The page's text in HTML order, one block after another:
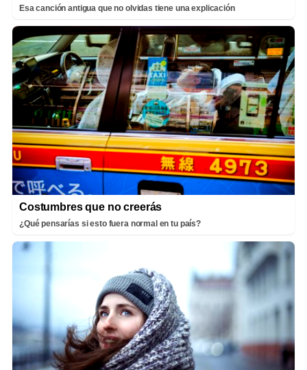
Esa canción antigua que no olvidas tiene una explicación
Costumbres que no creerás
¿Qué pensarías si esto fuera normal en tu país?